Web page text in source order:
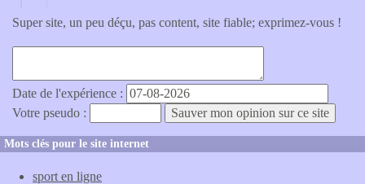
Super site, un peu déçu, pas content, site fiable; exprimez-vous !
Date de l'expérience :
Votre pseudo :
Mots clés pour le site internet
sport en ligne